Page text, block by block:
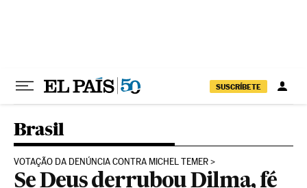
SUSCRÍBETE
Brasil
VOTAÇÃO DA DENÚNCIA CONTRA MICHEL TEMER
Se Deus derrubou Dilma, fé